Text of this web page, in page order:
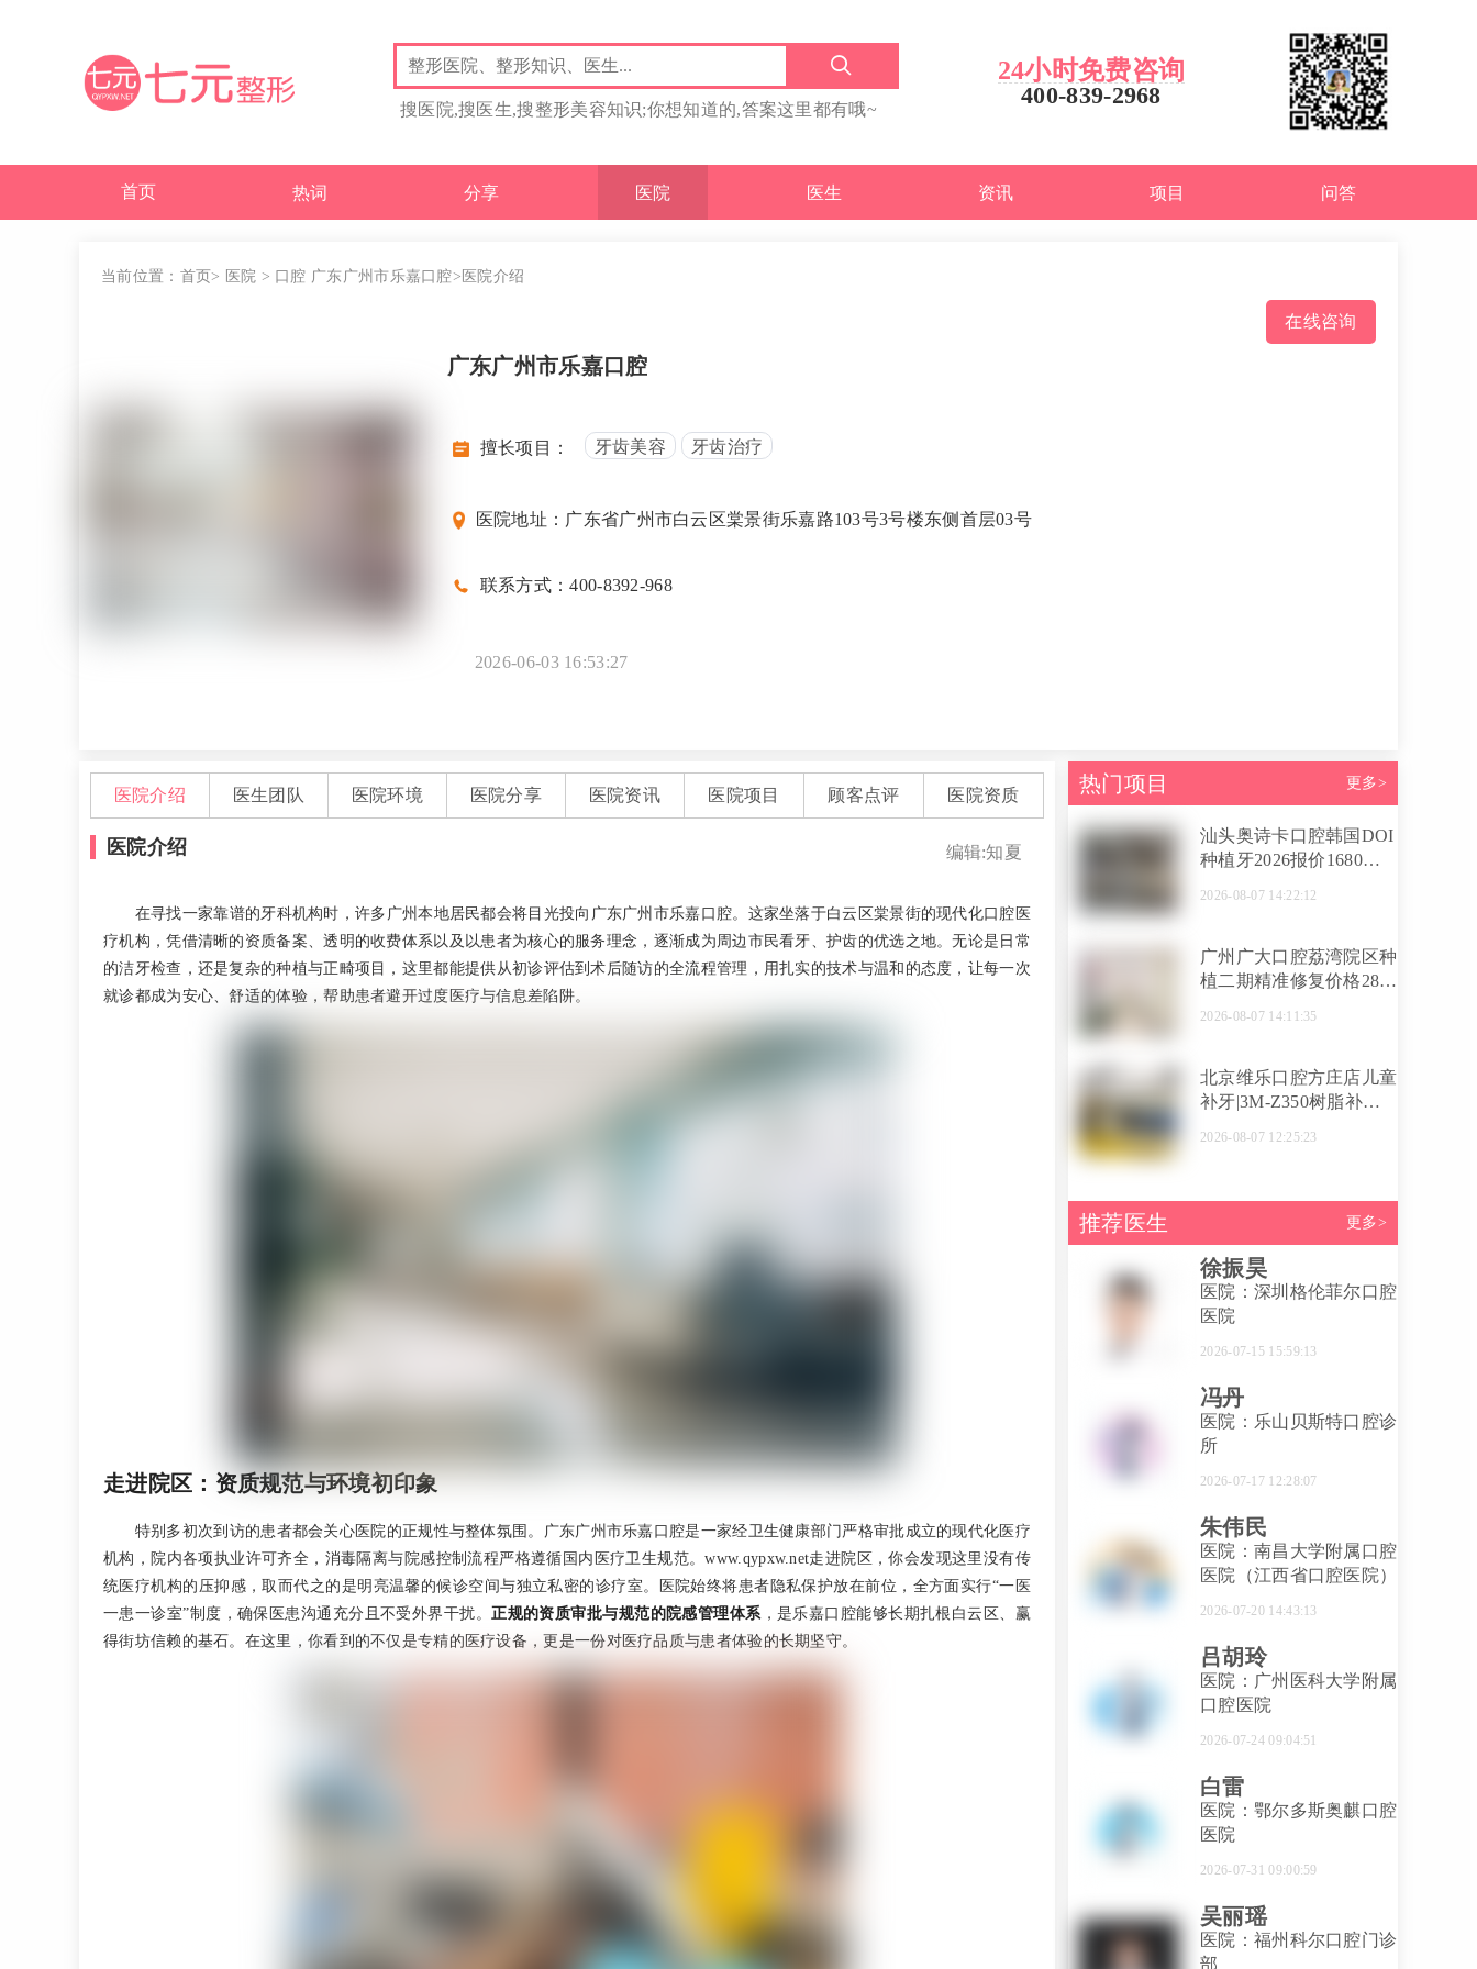
搜医院,搜医生,搜整形美容知识;你想知道的,答案这里都有哦~
24小时免费咨询
400-839-2968
首页 热词 分享 医院 医生 资讯 项目 问答
当前位置： 首页> 医院 > 口腔 广东广州市乐嘉口腔>医院介绍
广东广州市乐嘉口腔
擅长项目： 牙齿美容 牙齿治疗
医院地址：广东省广州市白云区棠景街乐嘉路103号3号楼东侧首层03号
联系方式：400-8392-968
2026-06-03 16:53:27
在线咨询
医院介绍 医生团队 医院环境 医院分享 医院资讯 医院项目 顾客点评 医院资质
医院介绍 编辑:知夏
在寻找一家靠谱的牙科机构时，许多广州本地居民都会将目光投向广东广州市乐嘉口腔。这家坐落于白云区棠景街的现代化口腔医
疗机构，凭借清晰的资质备案、透明的收费体系以及以患者为核心的服务理念，逐渐成为周边市民看牙、护齿的优选之地。无论是日常
的洁牙检查，还是复杂的种植与正畸项目，这里都能提供从初诊评估到术后随访的全流程管理，用扎实的技术与温和的态度，让每一次
就诊都成为安心、舒适的体验，帮助患者避开过度医疗与信息差陷阱。
走进院区：资质规范与环境初印象
特别多初次到访的患者都会关心医院的正规性与整体氛围。广东广州市乐嘉口腔是一家经卫生健康部门严格审批成立的现代化医疗
机构，院内各项执业许可齐全，消毒隔离与院感控制流程严格遵循国内医疗卫生规范。www.qypxw.net走进院区，你会发现这里没有传
统医疗机构的压抑感，取而代之的是明亮温馨的候诊空间与独立私密的诊疗室。医院始终将患者隐私保护放在前位，全方面实行“一医
一患一诊室”制度，确保医患沟通充分且不受外界干扰。正规的资质审批与规范的院感管理体系，是乐嘉口腔能够长期扎根白云区、赢
得街坊信赖的基石。在这里，你看到的不仅是专精的医疗设备，更是一份对医疗品质与患者体验的长期坚守。
热门项目 更多>
汕头奥诗卡口腔韩国DOI
种植牙2026报价1680元
2026-08-07 14:22:12
广州广大口腔荔湾院区种
植二期精准修复价格2800
2026-08-07 14:11:35
北京维乐口腔方庄店儿童
补牙|3M-Z350树脂补牙
2026-08-07 12:25:23
推荐医生 更多>
徐振昊
医院：深圳格伦菲尔口腔
医院
2026-07-15 15:59:13
冯丹
医院：乐山贝斯特口腔诊
所
2026-07-17 12:28:07
朱伟民
医院：南昌大学附属口腔
医院（江西省口腔医院）
2026-07-20 14:43:13
吕胡玲
医院：广州医科大学附属
口腔医院
2026-07-24 09:04:51
白雷
医院：鄂尔多斯奥麒口腔
医院
2026-07-31 09:00:59
吴丽瑶
医院：福州科尔口腔门诊
部